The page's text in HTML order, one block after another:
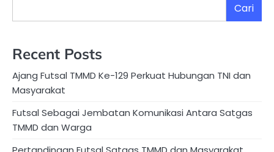
Cari
Recent Posts
Ajang Futsal TMMD Ke-129 Perkuat Hubungan TNI dan
Masyarakat
Futsal Sebagai Jembatan Komunikasi Antara Satgas
TMMD dan Warga